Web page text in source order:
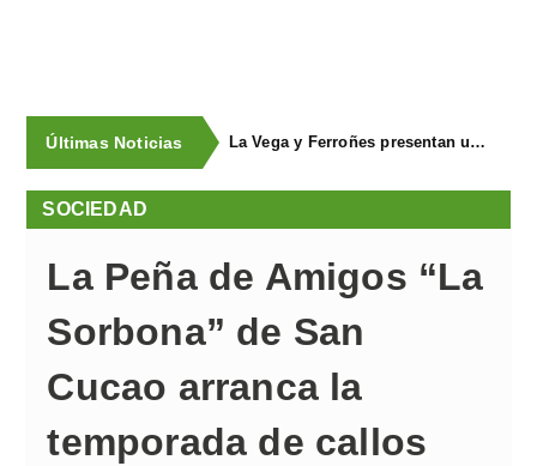
Últimas Noticias La Vega y Ferroñes presentan una completa programación para sus fiestas
SOCIEDAD
La Peña de Amigos “La
Sorbona” de San
Cucao arranca la
temporada de callos